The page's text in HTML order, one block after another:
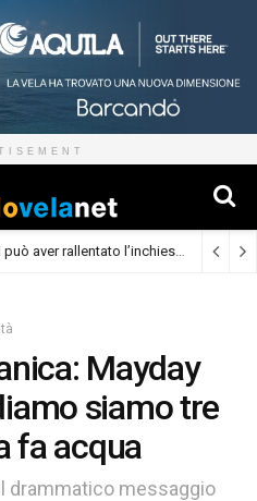
Bayesian, la carenza di giudici può aver rallentato l’inchiesta (Cronaca)
Mayday
siamo tre
fa acqua
drammatico messaggio